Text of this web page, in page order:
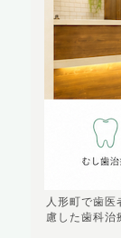
人形町で歯
慮した歯科治